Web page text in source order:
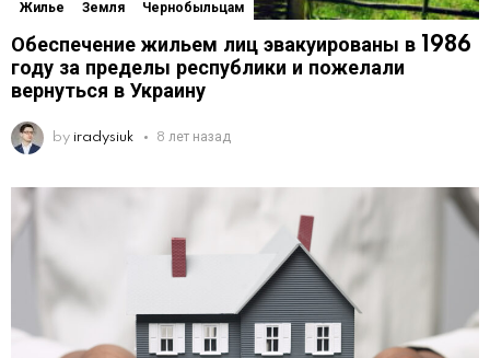
Жилье Земля Чернобыльцам
Обеспечение жильем лиц эвакуированы в 1986
году за пределы республики и пожелали
вернуться в Украину
by iradysiuk 8 лет назад